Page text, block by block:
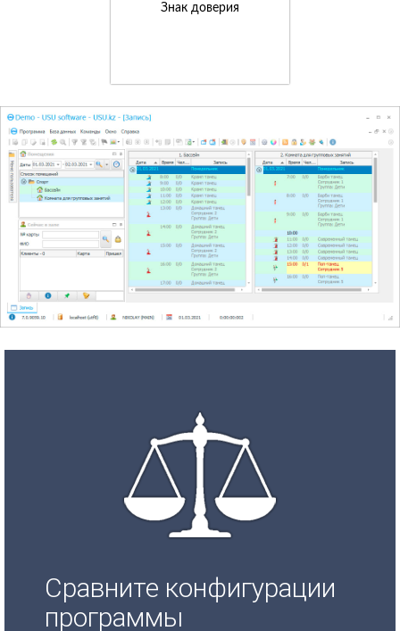
Знак доверия
Сравните конфигурации
программы